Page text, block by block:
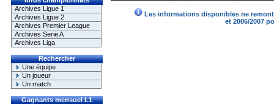
Archives Ligue 1
Archives Ligue 2
Archives Premier League
Archives Serie A
Archives Liga
Rechercher
Une équipe
Un joueur
Un match
Gagnants mensuel L1
Les informations disponibles ne
et 2006/2007